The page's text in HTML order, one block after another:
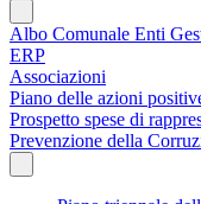
Albo Comunale Enti
ERP
Associazioni
Piano delle azioni
Prospetto spese di
Prevenzione della